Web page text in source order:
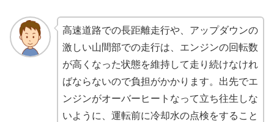
高速道路での長距離走行や、アップダウンの
激しい山間部での走行は、エンジンの回転数
が高くなった状態を維持して走り続けなけれ
ばならないので負担がかかります。出先でエ
ンジンがオーバーヒートなって立ち往生しな
いように、運転前に冷却水の点検をすること